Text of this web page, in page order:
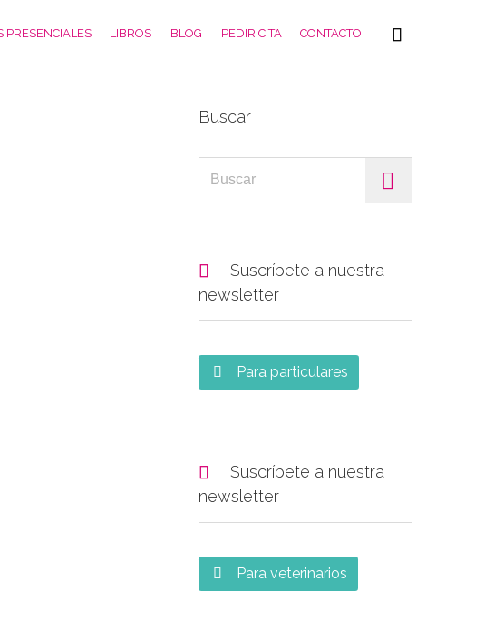
Skip
PRESENCIALES LIBROS BLOG PEDIR CITA CONTACTO 
Buscar

Suscríbete a nuestra
newsletter
 Para particulares

Suscríbete a nuestra
newsletter
 Para veterinarios